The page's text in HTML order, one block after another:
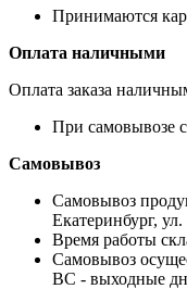
Принимаются
Оплата наличными
Оплата заказа
При самовывозе
Самовывоз
Самовывоз
Екатеринбург,
Время работы
Самовывоз
ВС - выходные